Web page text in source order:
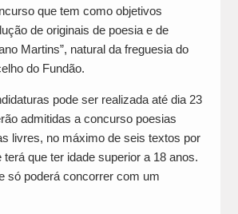
que tem como objetivos
de originais de poesia e de
Martins”, natural da freguesia do
do Fundão.
pode ser realizada até dia 23
admitidas a concurso poesias
livres, no máximo de seis textos por
que ter idade superior a 18 anos.
só poderá concorrer com um